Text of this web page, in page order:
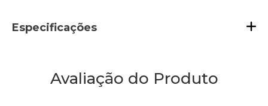
Especificações
Avaliação do Produto